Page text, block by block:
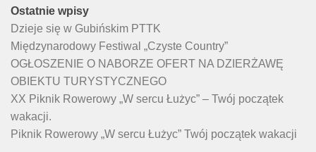
Ostatnie wpisy
Dzieje się w Gubińskim PTTK
Międzynarodowy Festiwal „Czyste Country”
OGŁOSZENIE O NABORZE OFERT NA DZIERŻAWĘ
OBIEKTU TURYSTYCZNEGO
XX Piknik Rowerowy „W sercu Łużyc” – Twój początek
wakacji.
Piknik Rowerowy „W sercu Łużyc” Twój początek wakacji